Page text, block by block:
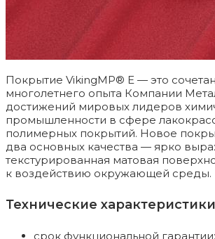
Покрытие VikingMP® Е — это
многолетнего опыта Компании
достижений мировых лидеров
промышленности в сфере
полимерных покрытий. Новое
два основных качества — ярко
текстурированная матовая
к воздействию окружающей среды.
Технические характеристики
срок функциональной